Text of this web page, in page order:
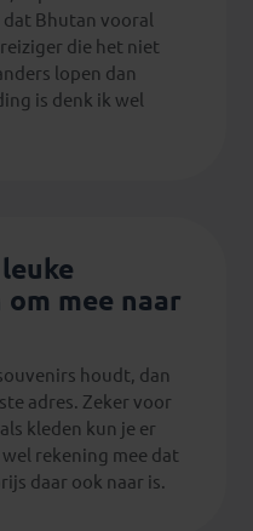
Bhutan vooral
die het niet
lopen dan
is denk ik wel
mee naar
houdt, dan
adres. Zeker voor
kleden kun je er
rekening mee dat
daar ook naar is.